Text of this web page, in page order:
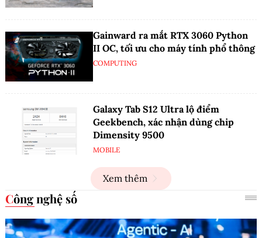
Gainward ra mắt RTX 3060 Python
II OC, tối ưu cho máy tính phổ thông
COMPUTING
Galaxy Tab S12 Ultra lộ điểm
Geekbench, xác nhận dùng chip
Dimensity 9500
MOBILE
Xem thêm
Công nghệ số